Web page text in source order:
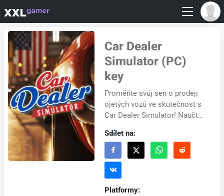
Car Dealer
Simulator (PC)
key
Proměňte svůj sen o prodeji
ojetých vozů ve skutečnost s
Car Dealer Simulator! Naučte
excentrického majitele,
Malého Sama...
Sdílet na:
Platformy: